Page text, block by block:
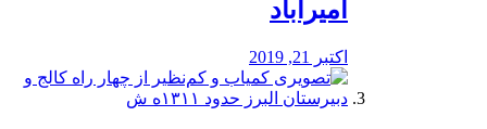
امیرآباد
اکتبر 21, 2019